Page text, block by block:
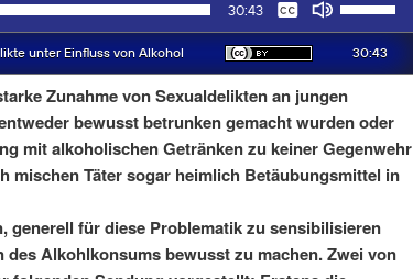
Zunahme von Sexualdelikten an jungen
bewusst betrunken gemacht wurden oder
mit alkoholischen Getränken zu keiner Gegenwehr
mischen Täter sogar heimlich Betäubungsmittel in
generell für diese Problematik zu sensibilisieren
des Alkohlkonsums bewusst zu machen. Zwei von